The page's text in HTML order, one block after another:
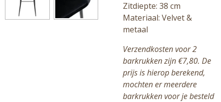
Zitdiepte: 38 cm
Materiaal: Velvet &
metaal
Verzendkosten voor 2
barkrukken zijn €7,80. De
prijs is hierop berekend,
mochten er meerdere
barkrukken voor je besteld